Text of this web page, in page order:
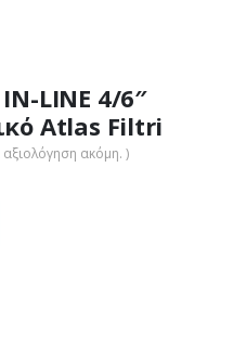
LINE 4/6″
Atlas Filtri
ακόμη. )